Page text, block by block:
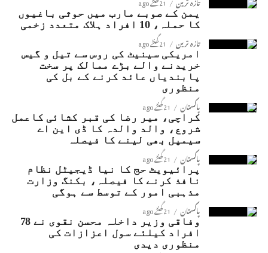
یمن کے صوبے مارب میں حوثی باغیوں
کا حملہ، 10 افراد ہلاک متعدد زخمی
تازہ ترین 21 گھنٹے ago
امریکی سینیٹ کی روس سے تیل و گیس
خریدنے والے بڑے ممالک پر سخت
پابندیاں عائد کرنے کے بل کی
منظوری
پاکستان 21 گھنٹے ago
کراچی، میر رضا کی قبر کشائی کاعمل
شروع، والد والدہ کا ڈی این اے
سیمپل بھی لینے کا فیصلہ
پاکستان 21 گھنٹے ago
پرائیویٹ حج کا نیا ڈیجیٹل نظام
نافذ کرنے کا فیصلہ، بکنگ وزارت
مذہبی امور کے توسط سے ہوگی
پاکستان 21 گھنٹے ago
وفاقی وزیر داخلہ محسن نقوی نے 78
افراد کیلئے سول اعزازات کی
منظوری دیدی